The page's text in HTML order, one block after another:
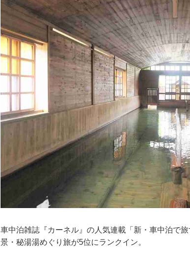
車中泊雑誌『カーネル』の人気連載「新・車中泊で
景・秘湯湯めぐり旅が5位にランクイン。